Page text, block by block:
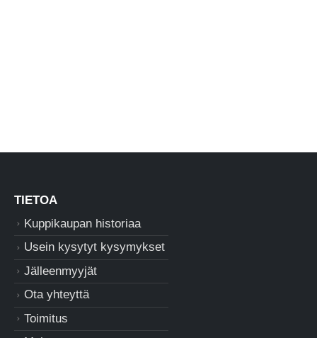
TIETOA
Kuppikaupan historiaa
Usein kysytyt kysymykset
Jälleenmyyjät
Ota yhteyttä
Toimitus